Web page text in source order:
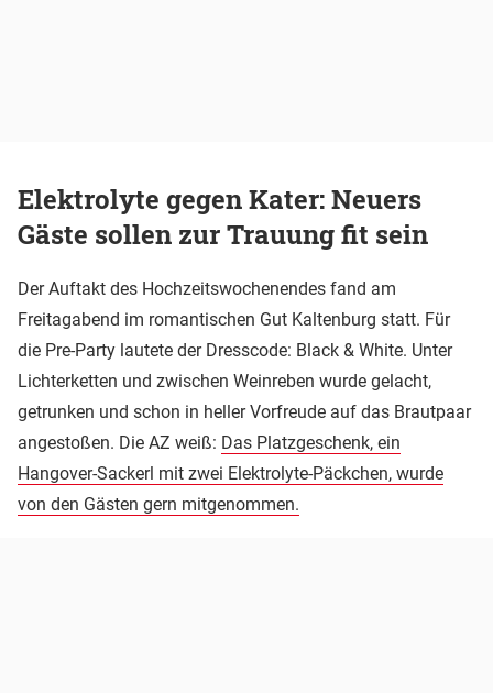
Elektrolyte gegen Kater: Neuers
Gäste sollen zur Trauung fit sein
Der Auftakt des Hochzeitswochenendes fand am
Freitagabend im romantischen Gut Kaltenburg statt. Für
die Pre-Party lautete der Dresscode: Black & White. Unter
Lichterketten und zwischen Weinreben wurde gelacht,
getrunken und schon in heller Vorfreude auf das Brautpaar
angestoßen. Die AZ weiß: Das Platzgeschenk, ein
Hangover-Sackerl mit zwei Elektrolyte-Päckchen, wurde
von den Gästen gern mitgenommen.